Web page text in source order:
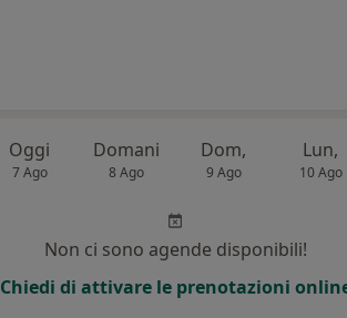
Oggi
7 Ago
Domani
8 Ago
Dom,
9 Ago
Lun,
10 Ago
Non ci sono agende disponibili!
Chiedi di attivare le prenotazioni